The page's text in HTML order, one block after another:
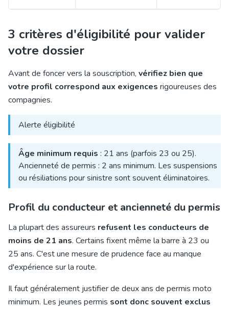
3 critères d'éligibilité pour valider
votre dossier
Avant de foncer vers la souscription, vérifiez bien que
votre profil correspond aux exigences rigoureuses des
compagnies.
Alerte éligibilité
Âge minimum requis : 21 ans (parfois 23 ou 25).
Ancienneté de permis : 2 ans minimum. Les suspensions
ou résiliations pour sinistre sont souvent éliminatoires.
Profil du conducteur et ancienneté du permis
La plupart des assureurs refusent les conducteurs de
moins de 21 ans. Certains fixent même la barre à 23 ou
25 ans. C'est une mesure de prudence face au manque
d'expérience sur la route.
Il faut généralement justifier de deux ans de permis moto
minimum. Les jeunes permis sont donc souvent exclus